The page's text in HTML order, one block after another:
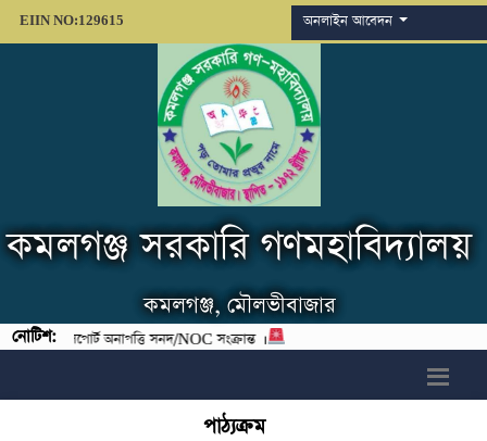
EIIN NO:129615 অনলাইন আবেদন
কমলগঞ্জ সরকারি গণমহাবিদ্যালয়
কমলগঞ্জ, মৌলভীবাজার
নোটিশ:
পাসপোর্ট অনাপত্তি সনদ/NOC সংক্রান্ত ।
পাঠ্যক্রম